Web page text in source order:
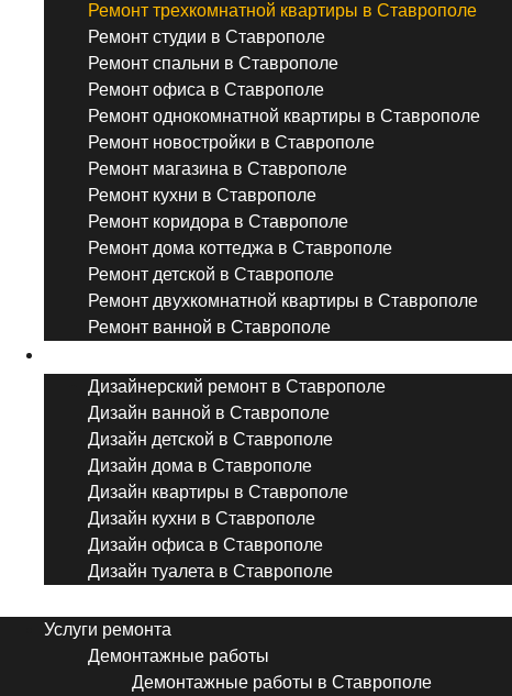
Ремонт трехкомнатной квартиры в Ставрополе
Ремонт студии в Ставрополе
Ремонт спальни в Ставрополе
Ремонт офиса в Ставрополе
Ремонт однокомнатной квартиры в Ставрополе
Ремонт новостройки в Ставрополе
Ремонт магазина в Ставрополе
Ремонт кухни в Ставрополе
Ремонт коридора в Ставрополе
Ремонт дома коттеджа в Ставрополе
Ремонт детской в Ставрополе
Ремонт двухкомнатной квартиры в Ставрополе
Ремонт ванной в Ставрополе
Дизайнерский ремонт в Ставрополе
Дизайн ванной в Ставрополе
Дизайн детской в Ставрополе
Дизайн дома в Ставрополе
Дизайн квартиры в Ставрополе
Дизайн кухни в Ставрополе
Дизайн офиса в Ставрополе
Дизайн туалета в Ставрополе
Услуги ремонта
Демонтажные работы
Демонтажные работы в Ставрополе